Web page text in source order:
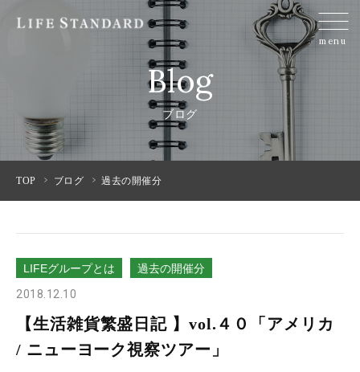
menu
Blog
ブログ
TOP ブログ 過去の開催分
LIFEグループとは 過去の開催分
2018.12.10
【生活雑貨繁盛日記 】vol.４０「アメリカ
/ ニューヨーク視察ツアー」